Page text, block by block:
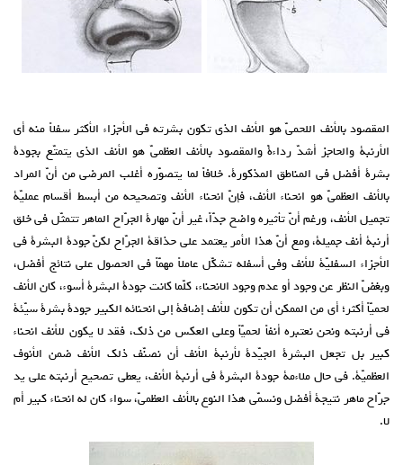
المقصود بالأنف اللحميّ هو الأنف الذي تكون بشرته في الأجزاء الأكثر سفلاً منه أي
الأرنبة والحاجز أشدّ رداءةً والمقصود بالأنف العظميّ هو الأنف الذي يتمتّع بجودة
بشرة أفضل في المناطق المذكورة. خلافاً لما يتصوّره أغلب المرضى من أنّ المراد
بالأنف العظميّ هو انحناء الأنف، فإنّ انحناء الأنف وتصحيحه من أبسط أقسام عمليّة
تجميل الأنف، ورغم أنّ تأثيره واضح جدّاً، غير أنّ مهارة الجرّاح الماهر تتمثّل في خلق
أرنبة أنف جميلة، ومع أنّ هذا الأمر يعتمد على حذاقة الجرّاح لكنّ جودة البشرة في
الأجزاء السفليّة للأنف وفي أسفله تشكّل عاملاً مهمّاً في الحصول على نتائج أفضل،
وبغضّ النظر عن وجود أو عدم وجود الانحناء، كلّما كانت جودة البشرة أسوء، كان الأنف
لحميّاً أكثر؛ أي من الممكن أن تكون للأنف إضافة إلى انحنائه الكبير جودة بشرة سيّئة
في أرنبته ونحن نعتبره أنفاً لحميّاً وعلى العكس من ذلك، فقد لا يكون للأنف انحناء
كبير بل تجعل البشرة الجيّدة لأرنبة الأنف أن نصنّف ذلك الأنف ضمن الأنوف
العظميّة. في حال ملاءمة جودة البشرة في أرنبة الأنف، يعطي تصحيح أرنبته على يد
جرّاح ماهر نتيجة أفضل ونسمّي هذا النوع بالأنف العظميّ، سواء كان له انحناء كبير أم
لا.